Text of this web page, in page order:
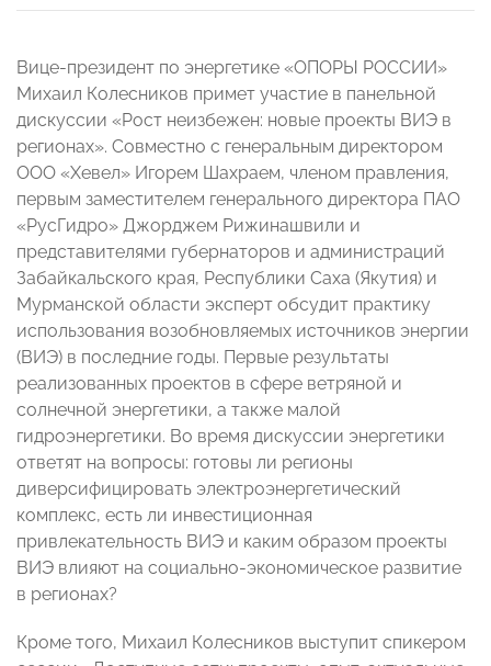
Вице-президент по энергетике «ОПОРЫ РОССИИ»
Михаил Колесников примет участие в панельной
дискуссии «Рост неизбежен: новые проекты ВИЭ в
регионах». Совместно с генеральным директором
ООО «Хевел» Игорем Шахраем, членом правления,
первым заместителем генерального директора ПАО
«РусГидро» Джорджем Рижинашвили и
представителями губернаторов и администраций
Забайкальского края, Республики Саха (Якутия) и
Мурманской области эксперт обсудит практику
использования возобновляемых источников энергии
(ВИЭ) в последние годы. Первые результаты
реализованных проектов в сфере ветряной и
солнечной энергетики, а также малой
гидроэнергетики. Во время дискуссии энергетики
ответят на вопросы: готовы ли регионы
диверсифицировать электроэнергетический
комплекс, есть ли инвестиционная
привлекательность ВИЭ и каким образом проекты
ВИЭ влияют на социально-экономическое развитие
в регионах?
Кроме того, Михаил Колесников выступит спикером